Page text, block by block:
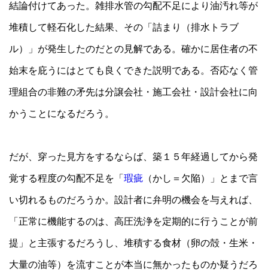
結論付けてあった。雑排水管の勾配不足により油汚れ等が
堆積して軽石化した結果、その「詰まり（排水トラブ
ル）」が発生したのだとの見解である。確かに居住者の不
始末を庇うにはとても良くできた説明である。否応なく管
理組合の非難の矛先は分譲会社・施工会社・設計会社に向
かうことになるだろう。
だが、穿った見方をするならば、築１５年経過してから発
覚する程度の勾配不足を「瑕疵 （かし＝欠陥）」とまで言
い切れるものだろうか。設計者に弁明の機会を与えれば、
「正常に機能するのは、高圧洗浄を定期的に行うことが前
提」と主張するだろうし、堆積する食材（卵の殻・生米・
大量の油等）を流すことが本当に無かったものか疑うだろ